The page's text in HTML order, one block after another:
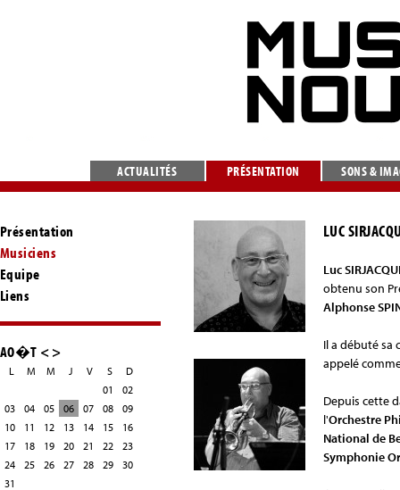
ACTUALITÉS PRÉSENTATION SONS &
Présentation
Musiciens
Equipe
Liens
AO�T <>
L M M J V S
D
01
02
03
04 05 06 07 08
09
10
11 12 13 14 15
16
17
18 19 20 21 22
23
24
25 26 27 28 29
30
31
LUC
Luc
obtenu son
Alphonse
Il a débuté sa
appelé
Depuis cette
l'Orchestre
National de
Symphonie